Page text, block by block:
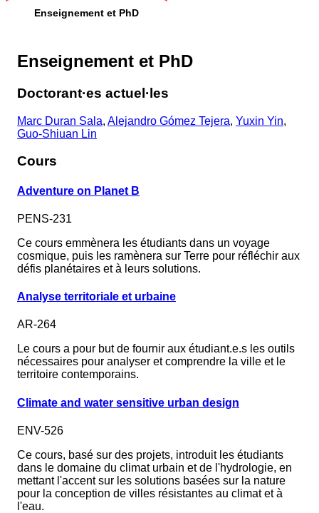
Enseignement et PhD
Enseignement et PhD
Doctorant·es actuel·les
Marc Duran Sala, Alejandro Gómez Tejera, Yuxin Yin,
Guo-Shiuan Lin
Cours
Adventure on Planet B
PENS-231
Ce cours emmènera les étudiants dans un voyage
cosmique, puis les ramènera sur Terre pour réfléchir aux
défis planétaires et à leurs solutions.
Analyse territoriale et urbaine
AR-264
Le cours a pour but de fournir aux étudiant.e.s les outils
nécessaires pour analyser et comprendre la ville et le
territoire contemporains.
Climate and water sensitive urban design
ENV-526
Ce cours, basé sur des projets, introduit les étudiants
dans le domaine du climat urbain et de l'hydrologie, en
mettant l'accent sur les solutions basées sur la nature
pour la conception de villes résistantes au climat et à
l'eau.